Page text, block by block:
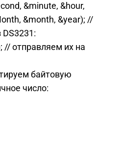
&minute, &hour,
&month, &year); //
// отправляем их на
байтовую
число: